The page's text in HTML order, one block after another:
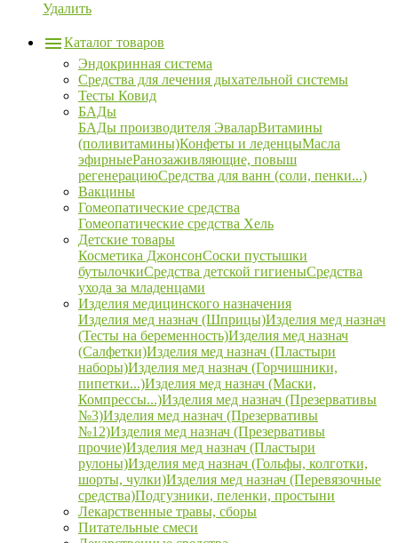
Удалить
Каталог товаров
Эндокринная система
Средства для лечения дыхательной системы
Тесты Ковид
БАДы
БАДы производителя ЭваларВитамины
(поливитамины)Конфеты и леденцыМасла
эфирныеРанозаживляющие, повыш
регенерациюСредства для ванн (соли, пенки...)
Вакцины
Гомеопатические средства
Гомеопатические средства Хель
Детские товары
Косметика ДжонсонСоски пустышки
бутылочкиСредства детской гигиеныСредства
ухода за младенцами
Изделия медицинского назначения
Изделия мед назнач (Шприцы)Изделия мед назнач
(Тесты на беременность)Изделия мед назнач
(Салфетки)Изделия мед назнач (Пластыри
наборы)Изделия мед назнач (Горчишники,
пипетки...)Изделия мед назнач (Маски,
Компрессы...)Изделия мед назнач (Презервативы
№3)Изделия мед назнач (Презервативы
№12)Изделия мед назнач (Презервативы
прочие)Изделия мед назнач (Пластыри
рулоны)Изделия мед назнач (Гольфы, колготки,
шорты, чулки)Изделия мед назнач (Перевязочные
средства)Подгузники, пеленки, простыни
Лекарственные травы, сборы
Питательные смеси